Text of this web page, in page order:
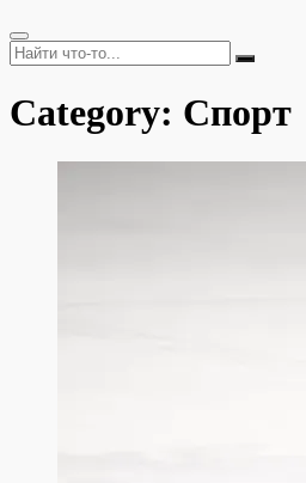
Найти
что-
Category: Спорт